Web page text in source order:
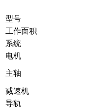
型号
工作面积
系统
电机
主轴
减速机
导轨